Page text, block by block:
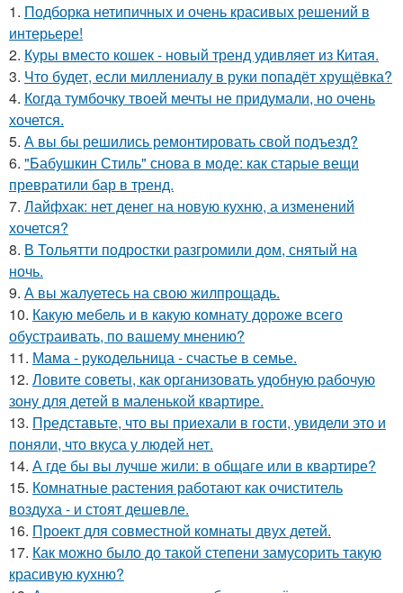
1. Подборка нетипичных и очень красивых решений в
интерьере!
2. Куры вместо кошек - новый тренд удивляет из Китая.
3. Что будет, если миллениалу в руки попадёт хрущёвка?
4. Когда тумбочку твоей мечты не придумали, но очень
хочется.
5. А вы бы решились ремонтировать свой подъезд?
6. "Бабушкин Стиль" снова в моде: как старые вещи
превратили бар в тренд.
7. Лайфхак: нет денег на новую кухню, а изменений
хочется?
8. В Тольятти подростки разгромили дом, снятый на
ночь.
9. А вы жалуетесь на свою жилпрощадь.
10. Какую мебель и в какую комнату дороже всего
обустраивать, по вашему мнению?
11. Мама - рукодельница - счастье в семье.
12. Ловите советы, как организовать удобную рабочую
зону для детей в маленькой квартире.
13. Представьте, что вы приехали в гости, увидели это и
поняли, что вкуса у людей нет.
14. А где бы вы лучше жили: в общаге или в квартире?
15. Комнатные растения работают как очиститель
воздуха - и стоят дешевле.
16. Проект для совместной комнаты двух детей.
17. Как можно было до такой степени замусорить такую
красивую кухню?